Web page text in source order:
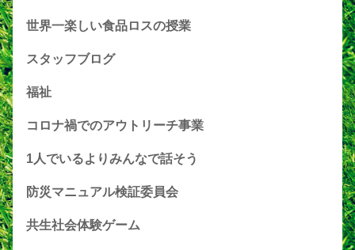
世界一楽しい食品ロスの授業
スタッフブログ
福祉
コロナ禍でのアウトリーチ事業
1人でいるよりみんなで話そう
防災マニュアル検証委員会
共生社会体験ゲーム